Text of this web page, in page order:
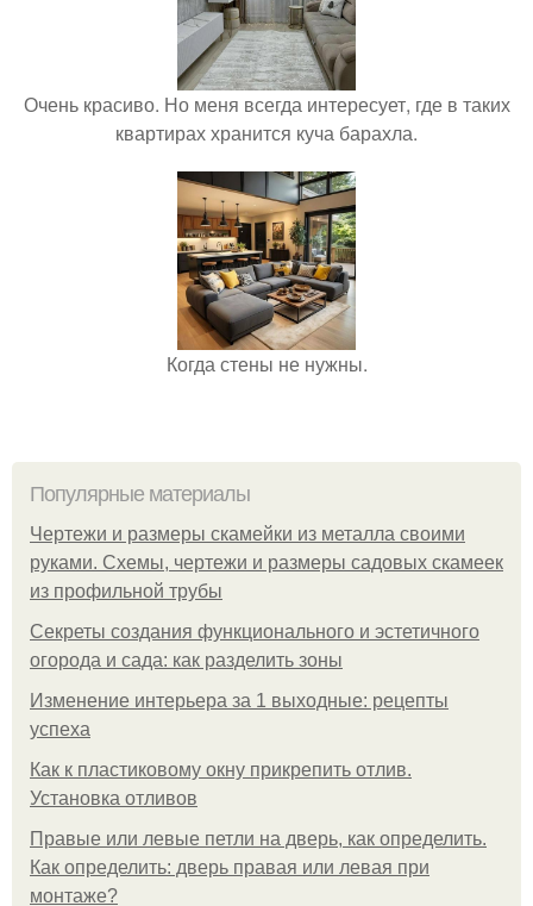
Очень красиво. Но меня всегда интересует, где в таких
квартирах хранится куча барахла.
Когда стены не нужны.
Популярные материалы
Чертежи и размеры скамейки из металла своими
руками. Схемы, чертежи и размеры садовых скамеек
из профильной трубы
Секреты создания функционального и эстетичного
огорода и сада: как разделить зоны
Изменение интерьера за 1 выходные: рецепты
успеха
Как к пластиковому окну прикрепить отлив.
Установка отливов
Правые или левые петли на дверь, как определить.
Как определить: дверь правая или левая при
монтаже?